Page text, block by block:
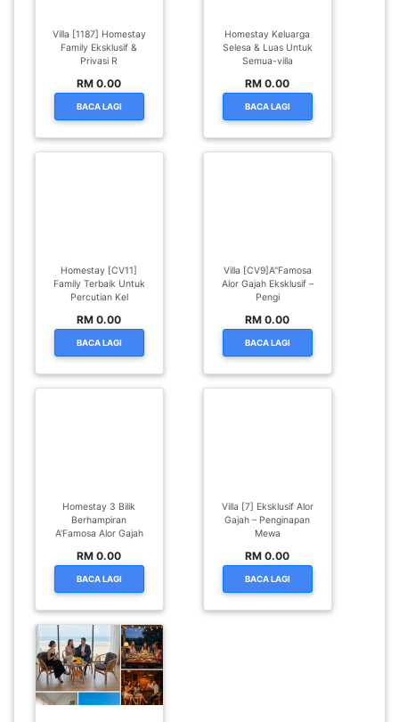
Villa [1187] Homestay
Family Eksklusif &
Privasi R
RM 0.00
BACA LAGI
Homestay Keluarga
Selesa & Luas Untuk
Semua-villa
RM 0.00
BACA LAGI
Homestay [CV11]
Family Terbaik Untuk
Percutian Kel
RM 0.00
BACA LAGI
Villa [CV9]A"Famosa
Alor Gajah Eksklusif –
Pengi
RM 0.00
BACA LAGI
Homestay 3 Bilik
Berhampiran
A’Famosa Alor Gajah
RM 0.00
BACA LAGI
Villa [7] Eksklusif Alor
Gajah – Penginapan
Mewa
RM 0.00
BACA LAGI